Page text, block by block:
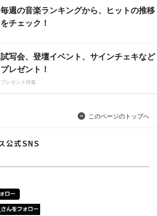
毎週の音楽ランキングから、ヒットの推移
をチェック！
試写会、登壇イベント、サインチェキなど
プレゼント！
プレゼント特集
このページのトップへ